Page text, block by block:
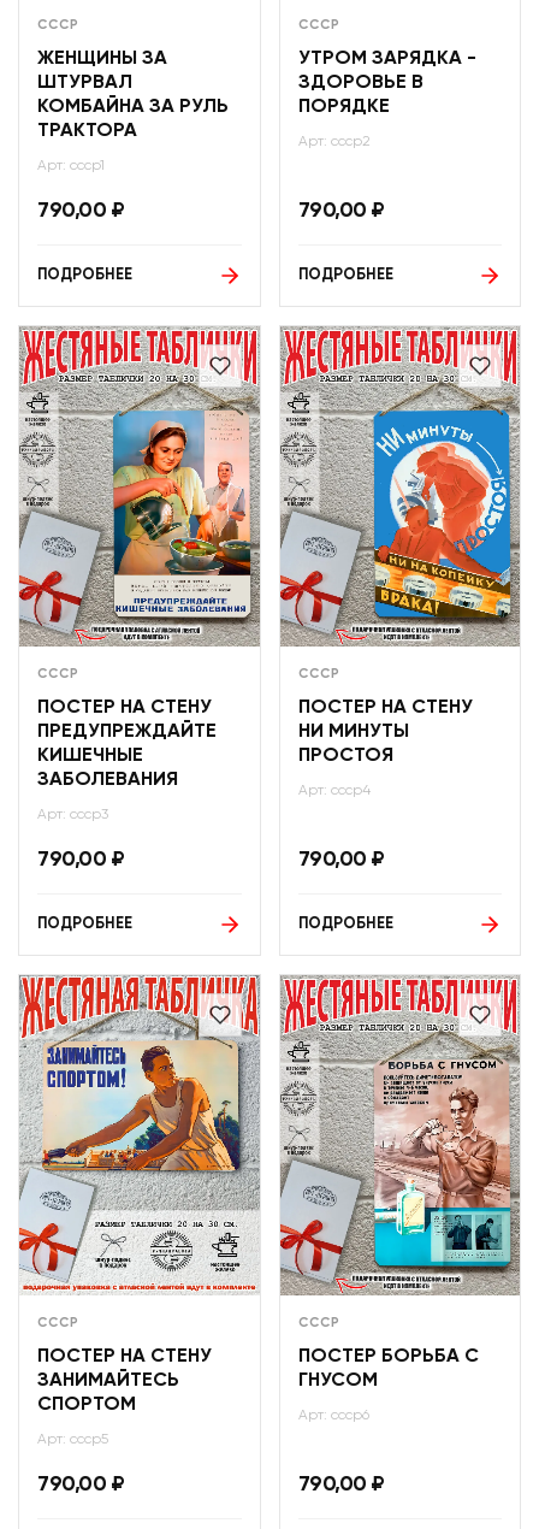
СССР
ЖЕНЩИНЫ ЗА
ШТУРВАЛ
КОМБАЙНА ЗА РУЛЬ
ТРАКТОРА
Арт: ссср1
790,00 ₽
ПОДРОБНЕЕ
СССР
УТРОМ ЗАРЯДКА -
ЗДОРОВЬЕ В
ПОРЯДКЕ
Арт: ссср2
790,00 ₽
ПОДРОБНЕЕ
СССР
ПОСТЕР НА СТЕНУ
ПРЕДУПРЕЖДАЙТЕ
КИШЕЧНЫЕ
ЗАБОЛЕВАНИЯ
Арт: ссср3
790,00 ₽
ПОДРОБНЕЕ
СССР
ПОСТЕР НА СТЕНУ
НИ МИНУТЫ
ПРОСТОЯ
Арт: ссср4
790,00 ₽
ПОДРОБНЕЕ
СССР
ПОСТЕР НА СТЕНУ
ЗАНИМАЙТЕСЬ
СПОРТОМ
Арт: ссср5
790,00 ₽
СССР
ПОСТЕР БОРЬБА С
ГНУСОМ
Арт: ссср6
790,00 ₽